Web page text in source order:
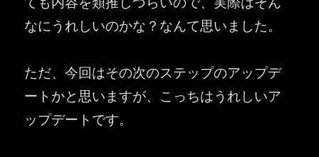
なにうれしいのかな？なんて思いました。
ただ、今回はその次のステップのアップデ
ートかと思いますが、こっちはうれしいア
ップデートです。